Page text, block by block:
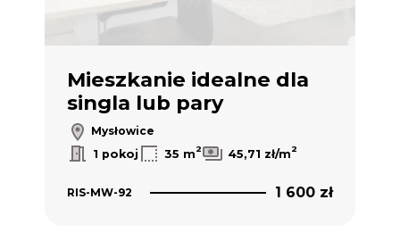
Mieszkanie idealne dla
singla lub pary
Mysłowice
1 pokoj
35 m2 45,71 zł/m2
RIS-MW-92 1 600 zł